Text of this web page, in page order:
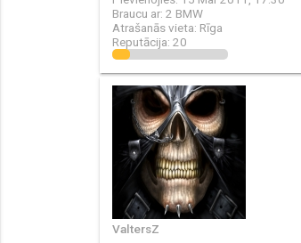
Braucu ar: 2 BMW
Atrašanās vieta: Rīga
Reputācija: 20
ValtersZ